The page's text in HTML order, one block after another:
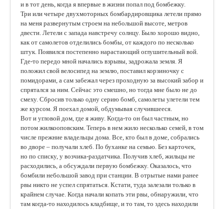
и в тот день, когда я впервые в жизни попал под бомбежку.
Три или четыре двухмоторных бомбардировщика летели прямо
на меня развернутым строем на небольшой высоте, метров
двести. Летели с запада навстречу солнцу. Было хорошо видно,
как от самолетов отделились бомбы, от каждого по несколько
штук. Появился постепенно нарастающий оглушительный вой.
Где-то передо мной начались взрывы, задрожала земля. Я
положил свой велосипед на землю, поставил корзиночку с
помидорами, а сам забежал через проходную за высокий забор и
спрятался за ним. Сейчас это смешно, но тогда мне было не до
смеху. Сбросив только одну серию бомб, самолеты улетели тем
же курсом. Я поехал домой, обдумывая случившееся.
Вот и угловой дом, где я живу. Когда-то он был частным, но
потом жилкооповским. Теперь в нем жило несколько семей, в том
числе прежние владельцы дома. Все, кто был в доме, собрались
во дворе – получали хлеб. По буханке на семью. Без карточек,
но по списку, у возчика-раздатчика. Получив хлеб, жильцы не
расходились, а обсуждали первую бомбежку. Оказалось, что
бомбили небольшой завод при станции. В отрытые нами ранее
рвы никто не успел спрятаться. Кстати, туда залезали только в
крайнем случае. Когда начали копать эти рвы, обнаружили, что
там когда-то находилось кладбище, и то там, то здесь находили